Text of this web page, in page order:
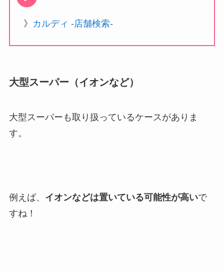
》 カルディ -店舗検索-
大型スーパー（イオンなど）
大型スーパーも取り扱っているケースがありま
す。
例えば、 イオンなどは置いている可能性が高いで
すね！